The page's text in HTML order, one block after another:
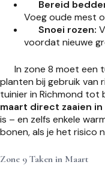
Bereid
Voeg oude mest
Snoei rozen:
voordat nieuwe
In zone 8 moet een
planten bij gebruik van
tuinier in Richmond tot
maart direct zaaien in
is – en zelfs enkele
bonen, als je het risico
Zone 9 Taken in Maart